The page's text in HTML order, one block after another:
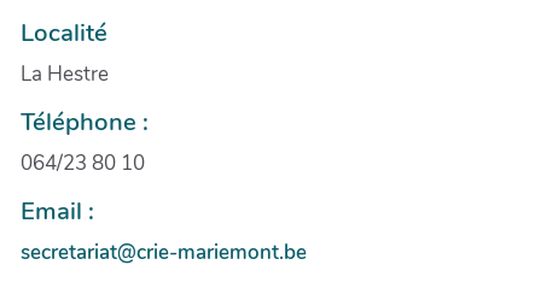
Localité
La Hestre
Téléphone :
064/23 80 10
Email :
secretariat@crie-mariemont.be